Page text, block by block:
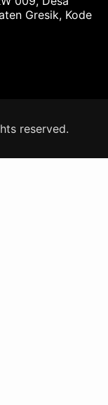
Gresik, Kode
reserved.